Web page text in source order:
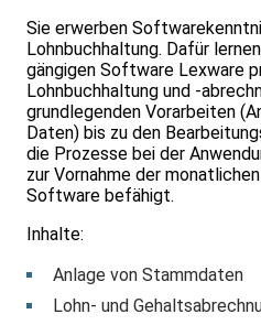
Sie erwerben
Lohnbuchhaltung. Dafür
gängigen Software Lexware
Lohnbuchhaltung und -
grundlegenden Vorarbeiten
Daten) bis zu den
die Prozesse bei der
zur Vornahme der
Software befähigt.
Inhalte:
Anlage von Stammdaten
Lohn- und